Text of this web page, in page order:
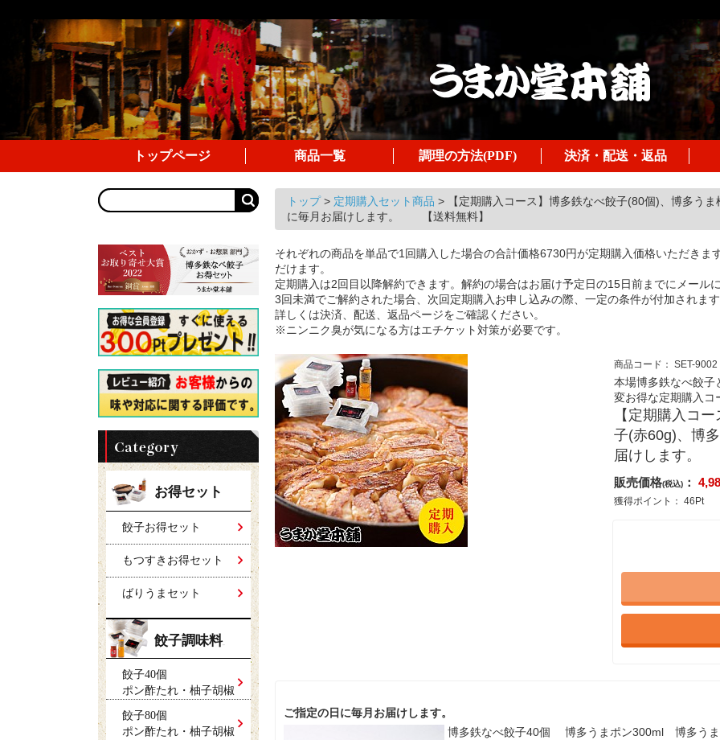
トップページ 商品一覧 調理の方法(PDF) 決済・配送・返品
お得セット
餃子お得セット
もつすきお得セット
ばりうまセット
餃子調味料
餃子40個
ポン酢たれ・柚子胡椒
餃子80個
ポン酢たれ・柚子胡椒
トップ> 定期購入セット商品 >
【定期購入コース】博多鉄なべ餃子(80個)、博多
に毎月お届けします。 【送料無料】
それぞれの商品を単品で1回購入した場合の合計価格6730円が定期購入価格いただき
だけます。
定期購入は2回目以降解約できます。解約の場合はお届け予定日の15日前までにメール
3回未満でご解約された場合、次回定期購入お申し込みの際、一定の条件が付加されま
詳しくは決済、配送、返品ページをご確認ください。
※ニンニク臭が気になる方はエチケット対策が必要です。
商品コード： SET-9002
本場博多鉄なべ餃子
変お得な定期購入コ
【定期購入コ
子(赤60g)、博
届けします
販売価格(税込) ：
獲得ポイント： 46 Pt
ご指定の日に毎月お届けします。
博多鉄なべ餃子40個 博多うまポン300ml 博多う